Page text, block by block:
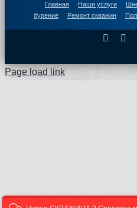
Главная Наши услуги
бурение
Ремонт скважин
Page load link